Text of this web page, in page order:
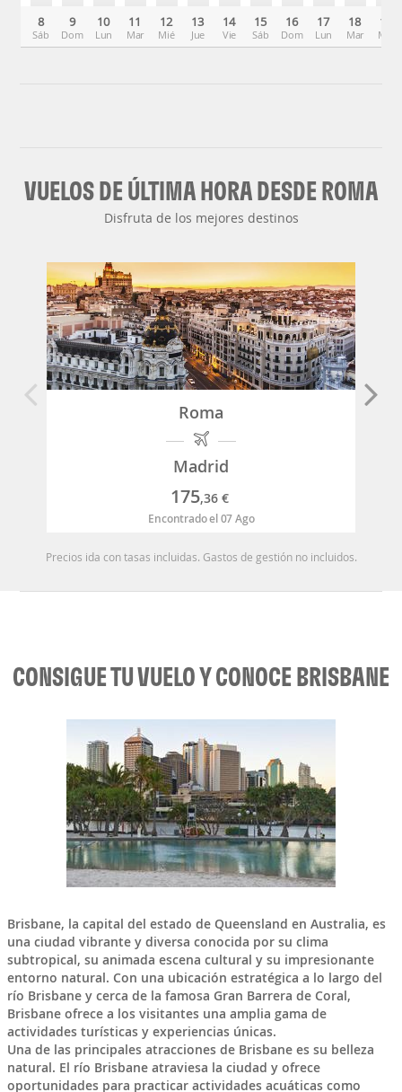
8
Sáb
9
Dom
10
Lun
11
Mar
12
Mié
13
Jue
14
Vie
15
Sáb
16
Dom
17
Lun
18
Mar
19
Mié
VUELOS DE ÚLTIMA HORA DESDE ROMA
Disfruta de los mejores destinos
Roma
Madrid
175,36 €
Encontrado el 07 Ago
Precios ida con tasas incluidas. Gastos de gestión no incluidos.
CONSIGUE TU VUELO Y CONOCE BRISBANE
Brisbane, la capital del estado de Queensland en Australia, es
una ciudad vibrante y diversa conocida por su clima
subtropical, su animada escena cultural y su impresionante
entorno natural. Con una ubicación estratégica a lo largo del
río Brisbane y cerca de la famosa Gran Barrera de Coral,
Brisbane ofrece a los visitantes una amplia gama de
actividades turísticas y experiencias únicas.
Una de las principales atracciones de Brisbane es su belleza
natural. El río Brisbane atraviesa la ciudad y ofrece
oportunidades para practicar actividades acuáticas como